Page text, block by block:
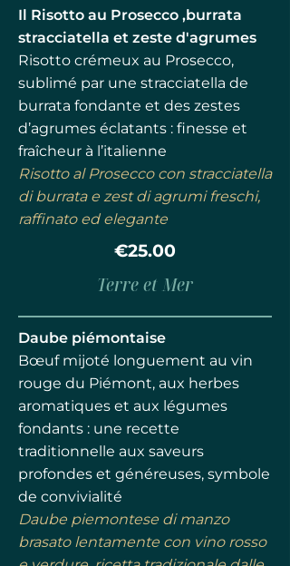
Il Risotto au Prosecco ,burrata
stracciatella et zeste d'agrumes
Risotto crémeux au Prosecco,
sublimé par une stracciatella de
burrata fondante et des zestes
d’agrumes éclatants : finesse et
fraîcheur à l’italienne
Risotto al Prosecco con stracciatella
di burrata e zest di agrumi freschi,
raffinato ed elegante
€25.00
Terre et Mer
Daube piémontaise
Bœuf mijoté longuement au vin
rouge du Piémont, aux herbes
aromatiques et aux légumes
fondants : une recette
traditionnelle aux saveurs
profondes et généreuses, symbole
de convivialité
Daube piemontese di manzo
brasato lentamente con vino rosso